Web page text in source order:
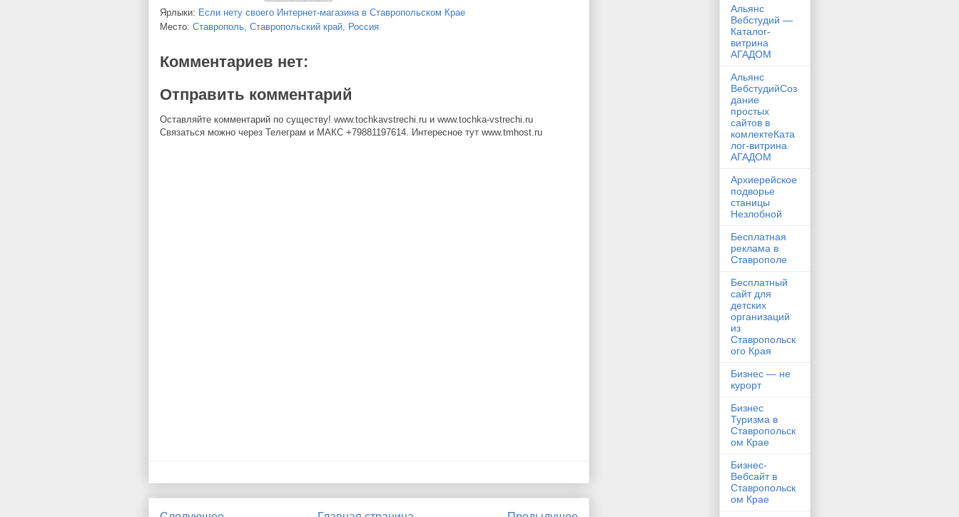
Ярлыки: Если нету своего Интернет-магазина в Ставропольском Крае
Место: Ставрополь, Ставропольский край, Россия
Комментариев нет:
Отправить комментарий
Оставляйте комментарий по существу! www.tochkavstrechi.ru и www.tochka-vstrechi.ru
Связаться можно через Телеграм и МАКС +79881197614. Интересное тут www.tmhost.ru
Альянс
Вебстудий —
Каталог-
витрина
АГАДОМ
Альянс
ВебстудийСоз
дание
простых
сайтов в
комлектеКата
лог-витрина
АГАДОМ
Архиерейское
подворье
станицы
Незлобной
Бесплатная
реклама в
Ставрополе
Бесплатный
сайт для
детских
организаций
из
Ставропольск
ого Края
Бизнес — не
курорт
Бизнес
Туризма в
Ставропольск
ом Крае
Бизнес-
Вебсайт в
Ставропольск
ом Крае